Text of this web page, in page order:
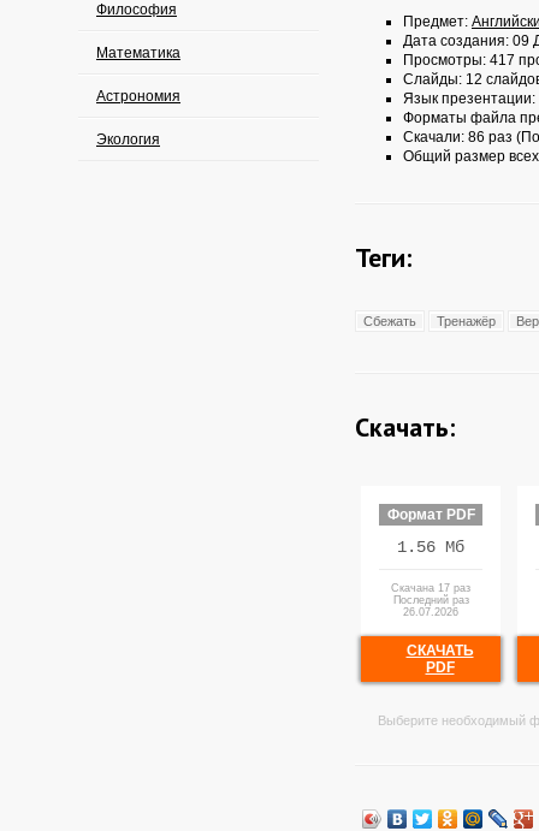
Философия
Математика
Астрономия
Экология
Предмет:
Дата создания: 09
Просмотры: 417
Слайды: 12
Язык презентации:
Форматы файла
Скачали: 86 раз
Общий размер
Теги:
Сбежать Тренажёр
Скачать:
Формат PDF
1.56 Мб
Скачана 17 раз
Последний раз
26.07.2026
СКАЧАТЬ
PDF
Выберите необходимый